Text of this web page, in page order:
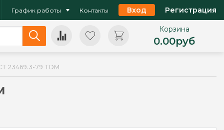
График работы Контакты Вход Регистрация
Корзина
0.00руб
23469.3-79 TDM